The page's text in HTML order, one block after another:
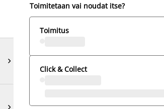


Toimitetaan vai noudat itse?
Toimitus
Click & Collect